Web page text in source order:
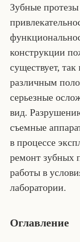
Зубные
конструкции
существует,
различным
серьезные
вид.
съемные
в процессе
ремонт зубных
работы в
лаборатории.
Оглавление